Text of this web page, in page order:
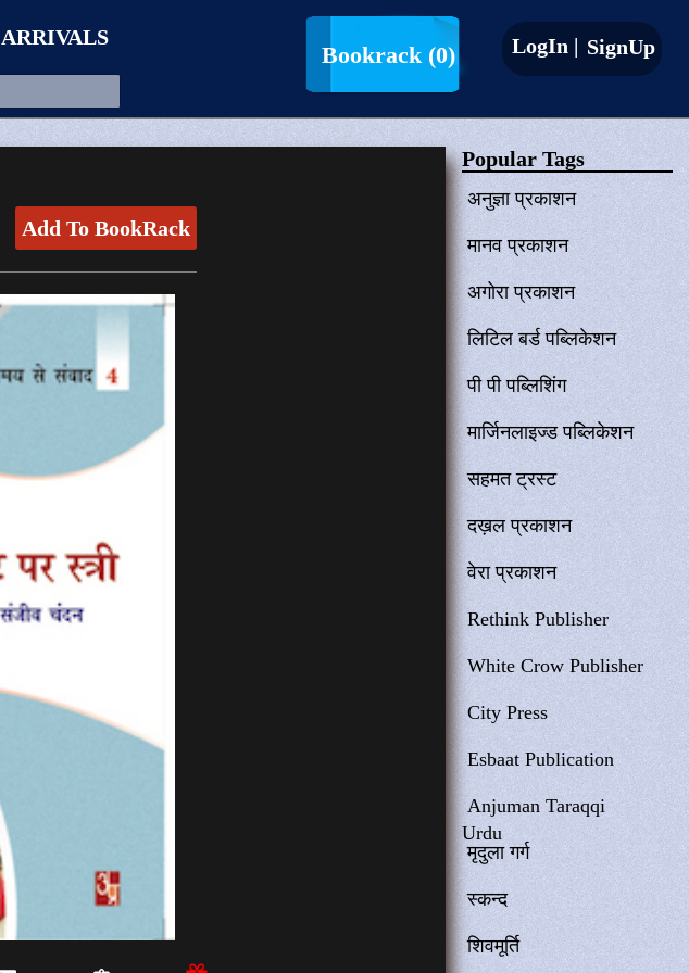
ARRIVALS
Bookrack (0) LogIn | SignUp
Add To BookRack
Popular Tags
अनुज्ञा प्रकाशन
मानव प्रकाशन
अगोरा प्रकाशन
लिटिल बर्ड पब्लिकेशन
पी पी पब्लिशिंग
मार्जिनलाइज्ड पब्लिकेशन
सहमत ट्रस्ट
दख़ल प्रकाशन
वेरा प्रकाशन
Rethink Publisher
White Crow Publisher
City Press
Esbaat Publication
Anjuman Taraqqi
Urdu
मृदुला गर्ग
स्कन्द
शिवमूर्ति